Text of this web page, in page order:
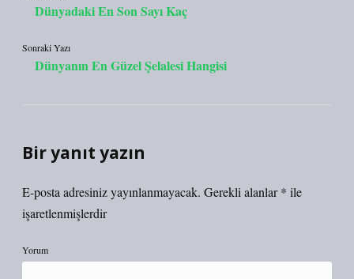
Dünyadaki En Son Sayı Kaç
Sonraki Yazı
Dünyanın En Güzel Şelalesi Hangisi
Bir yanıt yazın
E-posta adresiniz yayınlanmayacak. Gerekli alanlar* ile
işaretlenmişlerdir
Yorum